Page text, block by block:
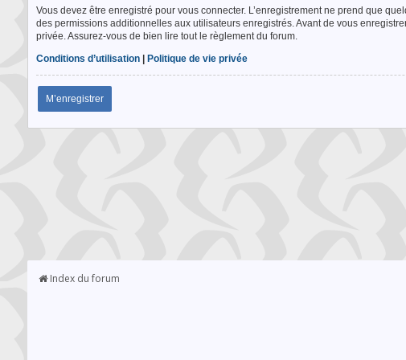
Vous devez être enregistré pour vous connecter. L’enregistrement ne prend que
des permissions additionnelles aux utilisateurs enregistrés. Avant de vous
privée. Assurez-vous de bien lire tout le règlement du forum.
Conditions d’utilisation| Politique de vie privée
M’enregistrer
Index du forum